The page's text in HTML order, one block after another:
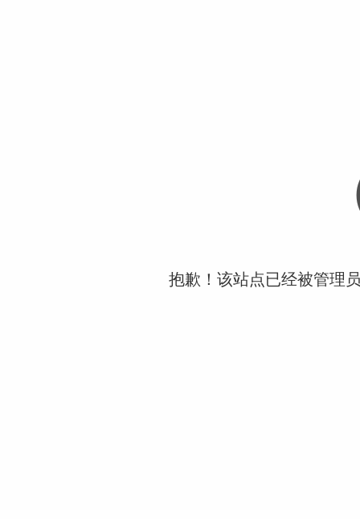
抱歉！该站点已经被管理